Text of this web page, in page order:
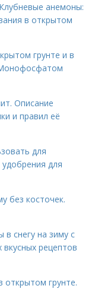
анемоны:
в открытом
грунте и в
Монофосфатом
Описание
и правил её
для
для
без косточек.
снегу на зиму с
рецептов
открытом грунте.